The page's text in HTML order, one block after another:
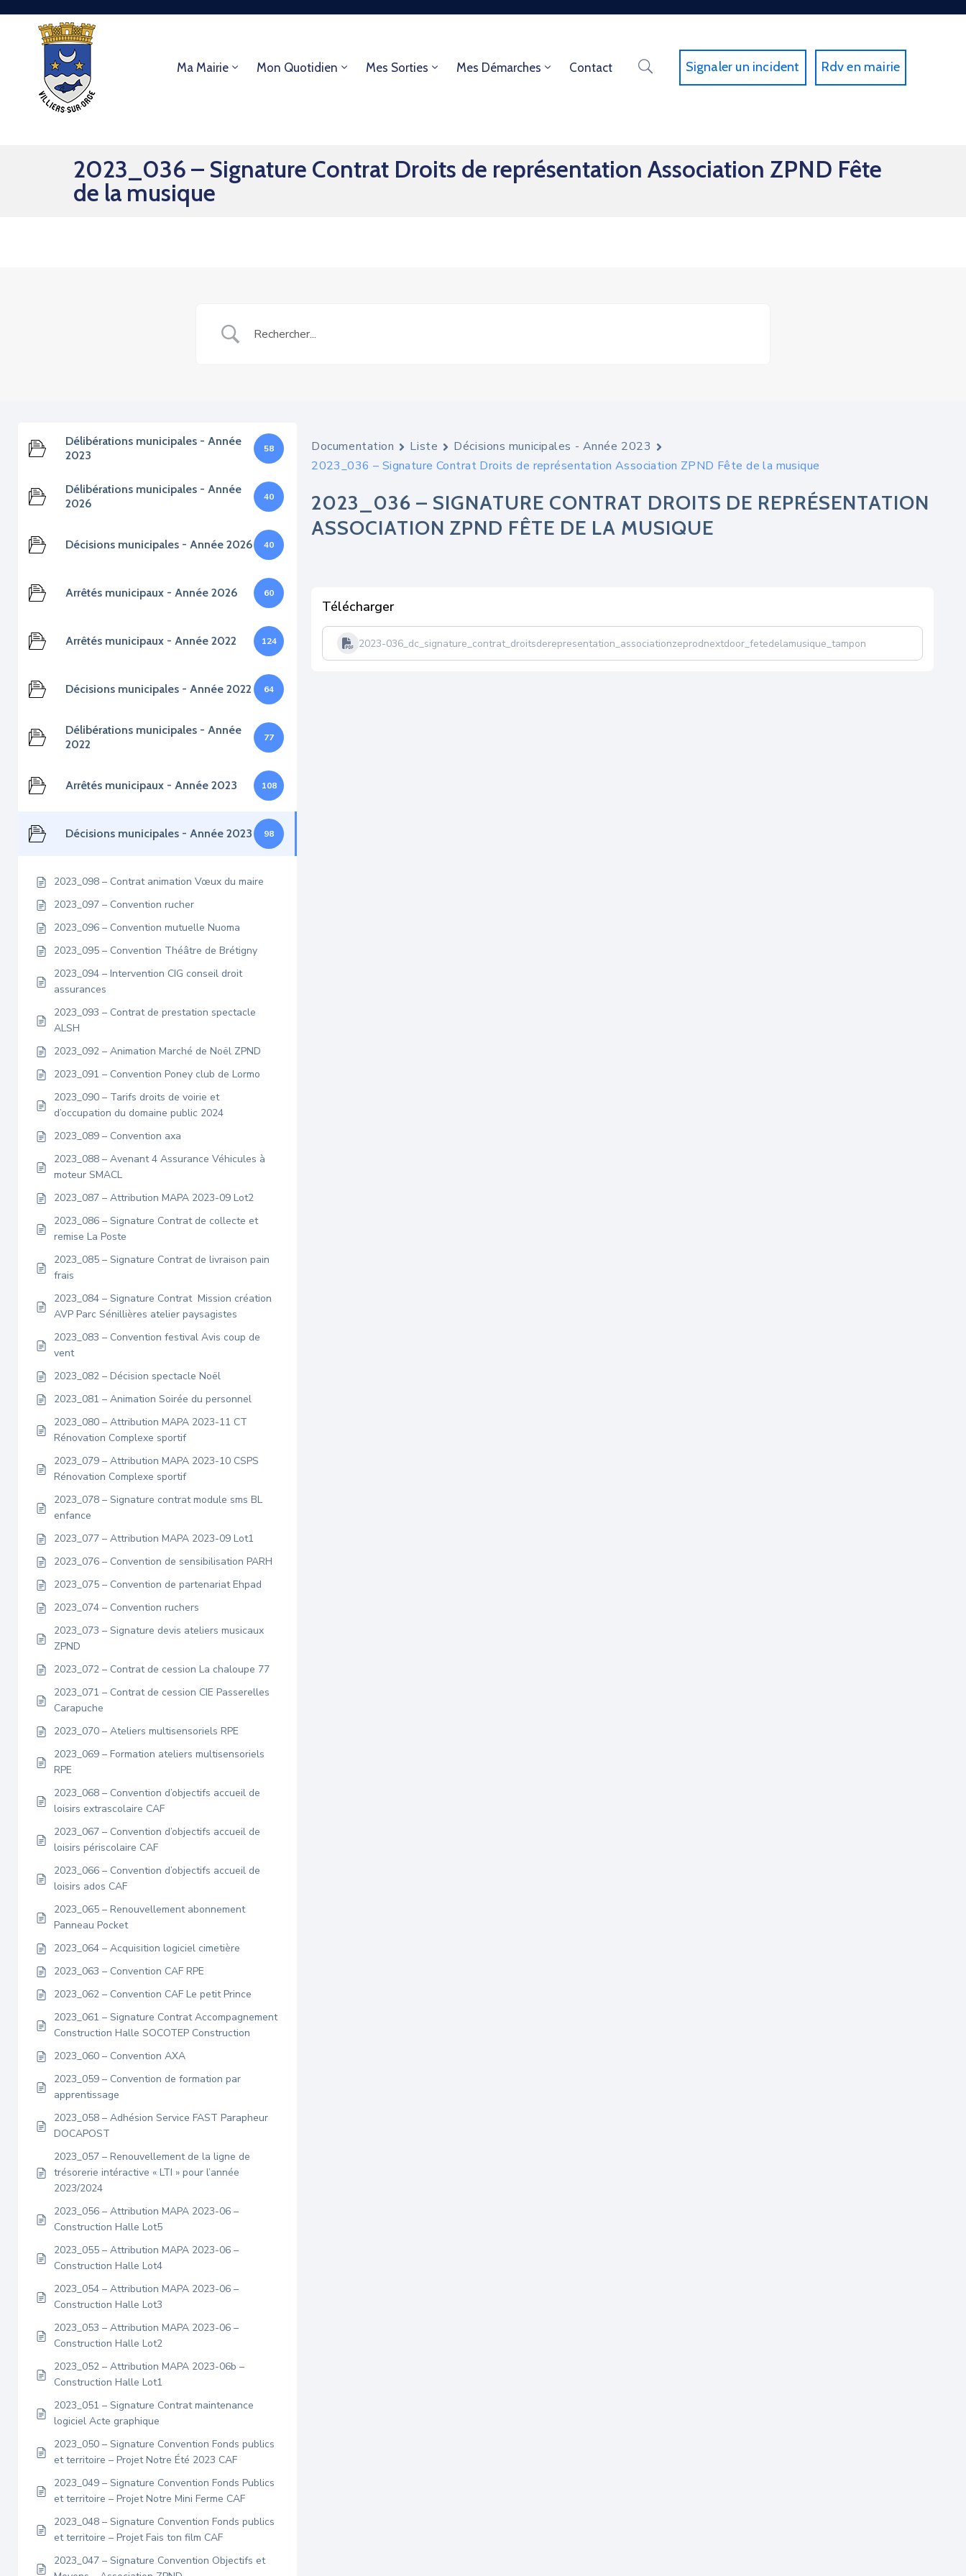
Ma Mairie Mon Quotidien Mes Sorties Mes Démarches Contact Signaler un incident Rdv en mairie
2023_036 – Signature Contrat Droits de représentation Association ZPND Fête
de la musique
Délibérations municipales - Année
2023
58
Délibérations municipales - Année
2026
40
Décisions municipales - Année 2026 40
Arrêtés municipaux - Année 2026 60
Arrêtés municipaux - Année 2022 124
Décisions municipales - Année 2022 64
Délibérations municipales - Année
2022
77
Arrêtés municipaux - Année 2023 108
Décisions municipales - Année 2023 98
2023_098 – Contrat animation Vœux du maire
2023_097 – Convention rucher
2023_096 – Convention mutuelle Nuoma
2023_095 – Convention Théâtre de Brétigny
2023_094 – Intervention CIG conseil droit
assurances
2023_093 – Contrat de prestation spectacle
ALSH
2023_092 – Animation Marché de Noël ZPND
2023_091 – Convention Poney club de Lormo
2023_090 – Tarifs droits de voirie et
d’occupation du domaine public 2024
2023_089 – Convention axa
2023_088 – Avenant 4 Assurance Véhicules à
moteur SMACL
2023_087 – Attribution MAPA 2023-09 Lot2
2023_086 – Signature Contrat de collecte et
remise La Poste
2023_085 – Signature Contrat de livraison pain
frais
2023_084 – Signature Contrat Mission création
AVP Parc Sénillières atelier paysagistes
2023_083 – Convention festival Avis coup de
vent
2023_082 – Décision spectacle Noël
2023_081 – Animation Soirée du personnel
2023_080 – Attribution MAPA 2023-11 CT
Rénovation Complexe sportif
2023_079 – Attribution MAPA 2023-10 CSPS
Rénovation Complexe sportif
2023_078 – Signature contrat module sms BL
enfance
2023_077 – Attribution MAPA 2023-09 Lot1
2023_076 – Convention de sensibilisation PARH
2023_075 – Convention de partenariat Ehpad
2023_074 – Convention ruchers
2023_073 – Signature devis ateliers musicaux
ZPND
2023_072 – Contrat de cession La chaloupe 77
2023_071 – Contrat de cession CIE Passerelles
Carapuche
2023_070 – Ateliers multisensoriels RPE
2023_069 – Formation ateliers multisensoriels
RPE
2023_068 – Convention d’objectifs accueil de
loisirs extrascolaire CAF
2023_067 – Convention d’objectifs accueil de
loisirs périscolaire CAF
2023_066 – Convention d’objectifs accueil de
loisirs ados CAF
2023_065 – Renouvellement abonnement
Panneau Pocket
2023_064 – Acquisition logiciel cimetière
2023_063 – Convention CAF RPE
2023_062 – Convention CAF Le petit Prince
2023_061 – Signature Contrat Accompagnement
Construction Halle SOCOTEP Construction
2023_060 – Convention AXA
2023_059 – Convention de formation par
apprentissage
2023_058 – Adhésion Service FAST Parapheur
DOCAPOST
2023_057 – Renouvellement de la ligne de
trésorerie intéractive « LTI » pour l’année
2023/2024
2023_056 – Attribution MAPA 2023-06 –
Construction Halle Lot5
2023_055 – Attribution MAPA 2023-06 –
Construction Halle Lot4
2023_054 – Attribution MAPA 2023-06 –
Construction Halle Lot3
2023_053 – Attribution MAPA 2023-06 –
Construction Halle Lot2
2023_052 – Attribution MAPA 2023-06b –
Construction Halle Lot1
2023_051 – Signature Contrat maintenance
logiciel Acte graphique
2023_050 – Signature Convention Fonds publics
et territoire – Projet Notre Été 2023 CAF
2023_049 – Signature Convention Fonds Publics
et territoire – Projet Notre Mini Ferme CAF
2023_048 – Signature Convention Fonds publics
et territoire – Projet Fais ton film CAF
2023_047 – Signature Convention Objectifs et
Documentation Liste
Décisions municipales - Année 2023
2023_036 – Signature Contrat Droits de représentation Association ZPND Fête de la musique
2023_036 – SIGNATURE CONTRAT DROITS DE REPRÉSENTATION
ASSOCIATION ZPND FÊTE DE LA MUSIQUE
Télécharger
2023-036_dc_signature_contrat_droitsderepresentation_associationzeprodnextdoor_fetedelamusique_tampon